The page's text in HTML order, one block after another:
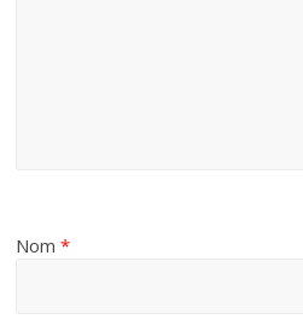
Nom*